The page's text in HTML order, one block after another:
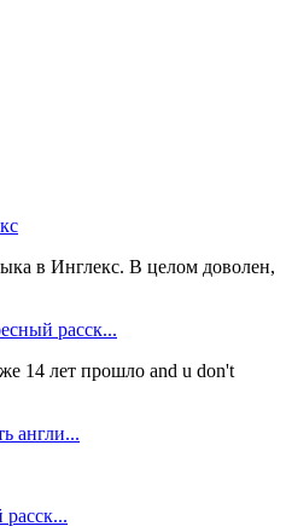
в Инглекс. В целом доволен,
расск...
14 лет прошло and u don't
англи...